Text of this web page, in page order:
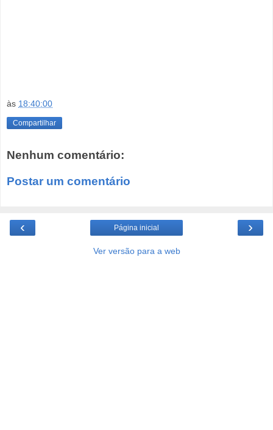
às 18:40:00
Compartilhar
Nenhum comentário:
Postar um comentário
‹ ›
Página inicial
Ver versão para a web